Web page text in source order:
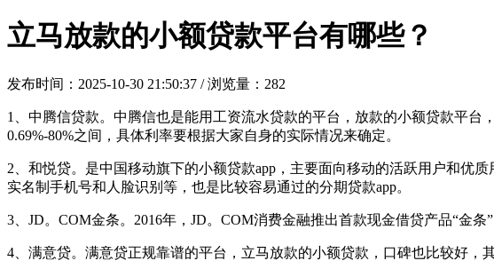
立马放款的小额贷款平台有哪些？
发布时间：2025-10-30 21:50:37 / 浏览量：282
1、中腾信贷款。中腾信也是能用工资流水贷款的平台，放款的小额贷款平
0.69%-80%之间，具体利率要根据大家自身的实际情况来确定。
2、和悦贷。是中国移动旗下的小额贷款app，主要面向移动的活跃用户和优
实名制手机号和人脸识别等，也是比较容易通过的分期贷款app。
3、JD。COM金条。2016年，JD。COM消费金融推出首款现金借贷产品“金
4、满意贷。满意贷正规靠谱的平台，立马放款的小额贷款，口碑也比较好